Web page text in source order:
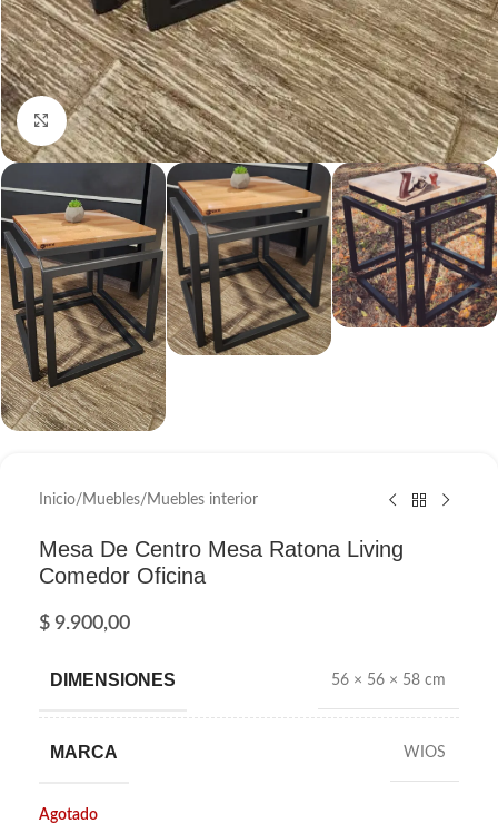
Click para agrandar
Inicio/ Muebles/ Muebles interior
Mesa De Centro Mesa Ratona Living
Comedor Oficina
$ 9.900,00
DIMENSIONES 56 × 56 × 58 cm
MARCA WIOS
Agotado